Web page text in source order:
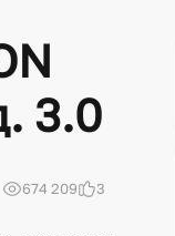
3.0
674 209 3